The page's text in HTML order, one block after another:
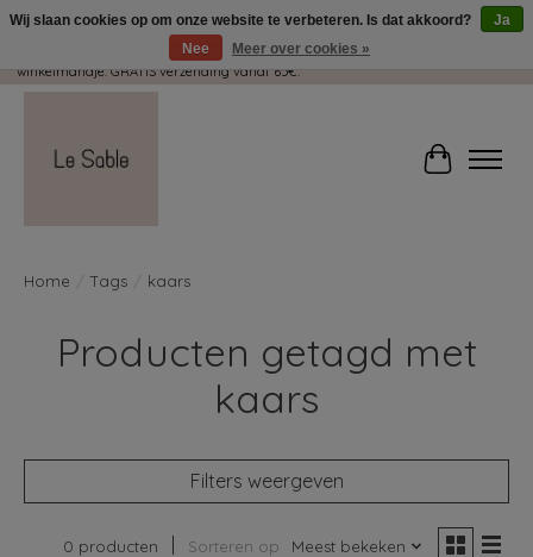
Wij pakken met plezier jouw kadootjes GRATIS in! Duid dit zeker aan in je
winkelmandje. GRATIS verzending vanaf 65€.
Home Tags kaars
Producten getagd met
kaars
Filters weergeven
0 producten Sorteren op Meest bekeken
Wij slaan cookies op om onze website te verbeteren. Is dat akkoord?
Ja
Nee
Meer over cookies »